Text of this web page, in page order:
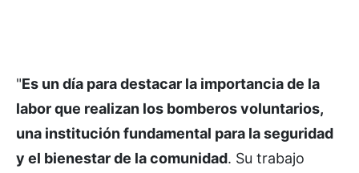
"Es un día para destacar la importancia de la
labor que realizan los bomberos voluntarios,
una institución fundamental para la seguridad
y el bienestar de la comunidad. Su trabajo